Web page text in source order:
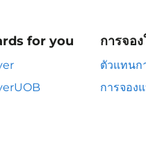
for you การจอ
ตัวแทนก
การจอง